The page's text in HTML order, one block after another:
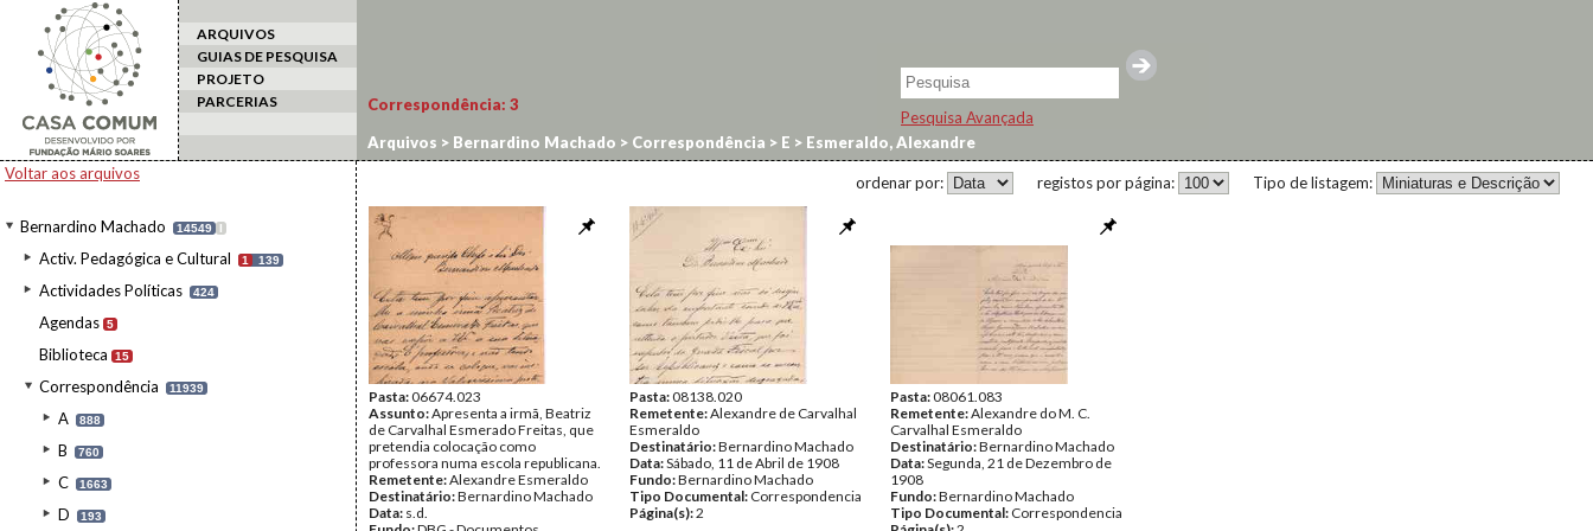
ARQUIVOS
GUIAS DE PESQUISA
PROJETO
PARCERIAS
Pesquisa Avançada
Voltar aos arquivos
Bernardino Machado 14549 I
Activ. Pedagógica e Cultural 1 139
Actividades Políticas 424
Agendas 5
Biblioteca 15
Correspondência 11939
A 888
B 760
C 1663
D 193
Correspondência: 3
Arquivos > Bernardino Machado > Correspondência > E > Esmeraldo, Alexandre
Tipo de listagem:
registos por página:
ordenar por:
Pasta:06674.023
Assunto:Apresenta a irmã, Beatriz
de Carvalhal Esmerado Freitas, que
pretendia colocação como
professora numa escola republicana.
Remetente:Alexandre Esmeraldo
Destinatário:Bernardino Machado
Data: s.d.
Pasta:08138.020
Remetente:Alexandre de Carvalhal
Esmeraldo
Destinatário:Bernardino Machado
Data:Sábado, 11 de Abril de 1908
Fundo:Bernardino Machado
Tipo Documental: Correspondencia
Página(s):2
Pasta:08061.083
Remetente:Alexandre do M. C.
Carvalhal Esmeraldo
Destinatário:Bernardino Machado
Data:Segunda, 21 de Dezembro de
1908
Fundo:Bernardino Machado
Tipo Documental: Correspondencia